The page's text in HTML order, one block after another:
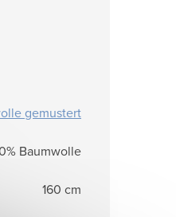
gemustert
Baumwolle
160 cm